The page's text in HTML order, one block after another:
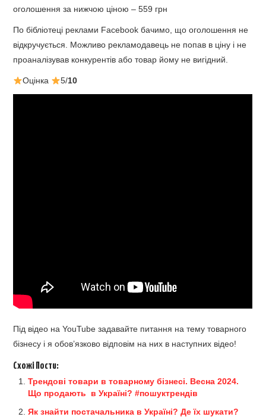
оголошення за нижчою ціною – 559 грн
По бібліотеці реклами Facebook бачимо, що оголошення не
відкручується. Можливо рекламодавець не попав в ціну і не
проаналізував конкурентів або товар йому не вигідний.
Оцінка 5/10
Під відео на YouTube задавайте питання на тему товарного
бізнесу і я обов’язково відповім на них в наступних відео!
Схожі Пости:
Трендові товари в товарному бізнесі. Весна 2024.
Що продають в Україні? #пошуктрендів
Як знайти постачальника в Україні? Де їх шукати?